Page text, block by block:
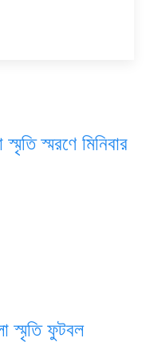
স্মরণে মিনিবার
স্মৃতি ফুটবল